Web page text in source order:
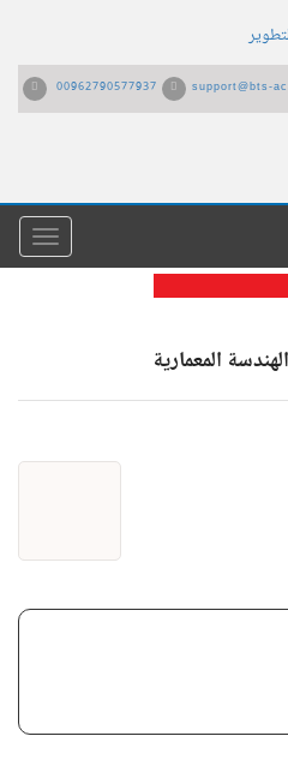
00962790577937 support@bts-
القائمة
المعماريةالمعمارية